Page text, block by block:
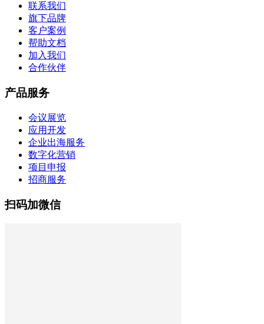
联系我们
旗下品牌
客户案例
帮助文档
加入我们
合作伙伴
产品服务
会议展览
应用开发
企业出海服务
数字化营销
项目申报
招商服务
扫码加微信